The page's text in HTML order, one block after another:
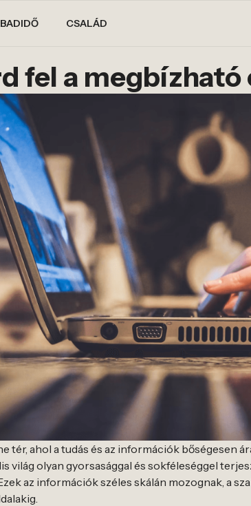
CSALÁD
fel a
tér, ahol a tudás és az információk bőségesen
világ olyan gyorsasággal és sokféleséggel
az információk széles skálán mozognak, a